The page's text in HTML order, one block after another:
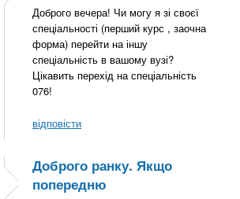
Доброго вечера! Чи могу я зі своєї
спеціальності (перший курс , заочна
форма) перейти на іншу
спеціальність в вашому вузі?
Цікавить перехід на спеціальність
076!
відповісти
Доброго ранку. Якщо
попередню